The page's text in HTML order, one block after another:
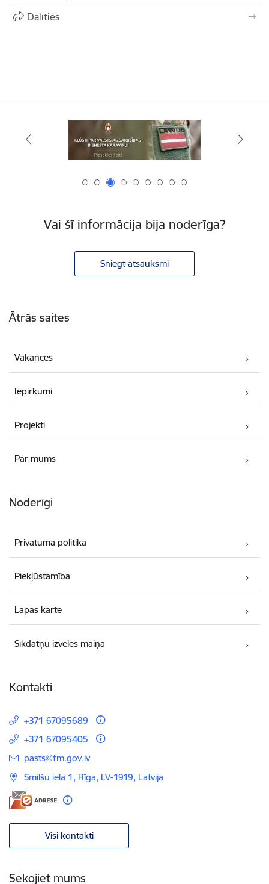
Dalīties
Vai šī informācija bija noderīga?
Sniegt atsauksmi
Ātrās saites
Vakances
Iepirkumi
Projekti
Par mums
Noderīgi
Privātuma politika
Piekļūstamība
Lapas karte
Sīkdatņu izvēles maiņa
Kontakti
+371 67095689
+371 67095405
E-pasts:
pasts@fm.gov.lv
Smilšu iela 1, Rīga, LV-1919, Latvija
Visi kontakti
Sekojiet mums